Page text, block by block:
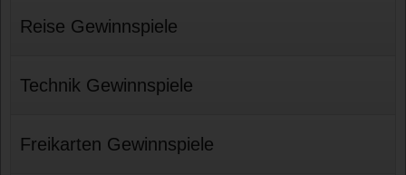
Reise Gewinnspiele
Technik Gewinnspiele
Freikarten Gewinnspiele